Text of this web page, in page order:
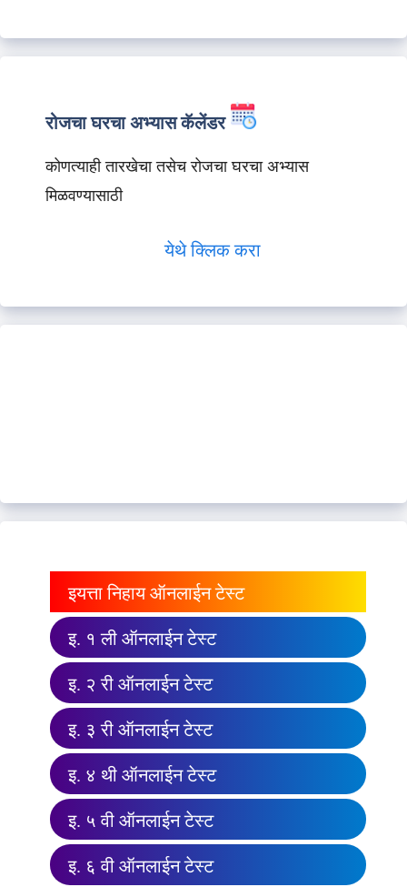
रोजचा घरचा अभ्यास कॅलेंडर
कोणत्याही तारखेचा तसेच रोजचा घरचा अभ्यास
मिळवण्यासाठी
येथे क्लिक करा
इयत्ता निहाय ऑनलाईन टेस्ट
इ. १ ली ऑनलाईन टेस्ट
इ. २ री ऑनलाईन टेस्ट
इ. ३ री ऑनलाईन टेस्ट
इ. ४ थी ऑनलाईन टेस्ट
इ. ५ वी ऑनलाईन टेस्ट
इ. ६ वी ऑनलाईन टेस्ट